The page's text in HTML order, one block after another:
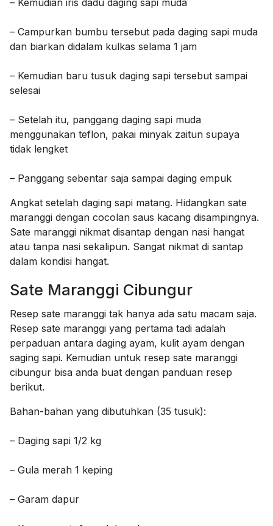
– Kemudian iris dadu daging sapi muda
– Campurkan bumbu tersebut pada daging sapi muda
dan biarkan didalam kulkas selama 1 jam
– Kemudian baru tusuk daging sapi tersebut sampai
selesai
– Setelah itu, panggang daging sapi muda
menggunakan teflon, pakai minyak zaitun supaya
tidak lengket
– Panggang sebentar saja sampai daging empuk
Angkat setelah daging sapi matang. Hidangkan sate
maranggi dengan cocolan saus kacang disampingnya.
Sate maranggi nikmat disantap dengan nasi hangat
atau tanpa nasi sekalipun. Sangat nikmat di santap
dalam kondisi hangat.
Sate Maranggi Cibungur
Resep sate maranggi tak hanya ada satu macam saja.
Resep sate maranggi yang pertama tadi adalah
perpaduan antara daging ayam, kulit ayam dengan
saging sapi. Kemudian untuk resep sate maranggi
cibungur bisa anda buat dengan panduan resep
berikut.
Bahan-bahan yang dibutuhkan (35 tusuk):
– Daging sapi 1/2 kg
– Gula merah 1 keping
– Garam dapur